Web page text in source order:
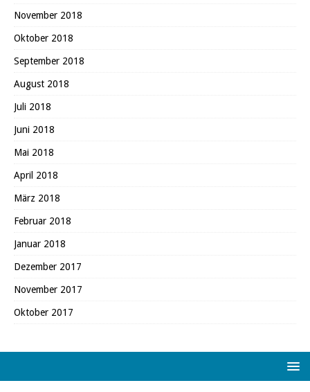
November 2018
Oktober 2018
September 2018
August 2018
Juli 2018
Juni 2018
Mai 2018
April 2018
März 2018
Februar 2018
Januar 2018
Dezember 2017
November 2017
Oktober 2017